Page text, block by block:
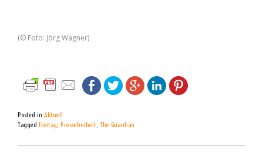
(© Foto: Jörg Wagner)
Posted in Aktuell
Tagged Freitag Pressefreiheit The Guardian